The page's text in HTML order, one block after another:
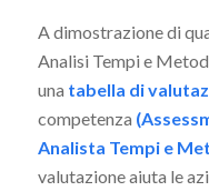
A dimostrazione di
Analisi Tempi e
una tabella di
competenza
Analista Tempi e
valutazione aiuta le